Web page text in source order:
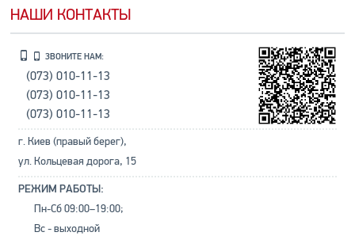
НАШИ КОНТАКТЫ
ЗВОНИТЕ НАМ:
(073) 010-11-13
(073) 010-11-13
(073) 010-11-13
г. Киев (правый берег),
ул. Кольцевая дорога, 15
РЕЖИМ РАБОТЫ:
Пн-Сб 09:00–19:00;
Вс - выходной